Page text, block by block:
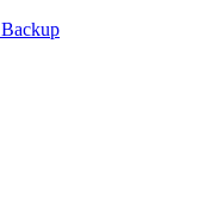
Backup